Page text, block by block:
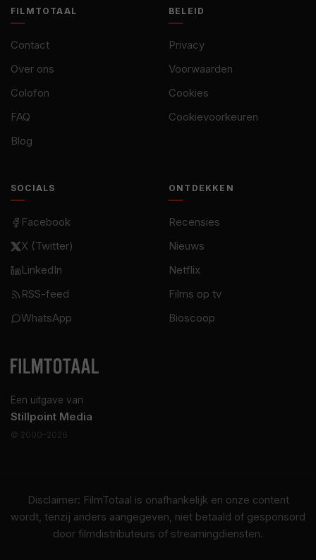
Een uitgave van
Stillpoint Media
© 2000–2026
FILMTOTAAL
Contact
Over ons
Colofon
FAQ
Blog
BELEID
Privacy
Voorwaarden
Cookies
Cookievoorkeuren
SOCIALS
Facebook
X (Twitter)
LinkedIn
RSS-feed
WhatsApp
ONTDEKKEN
Recensies
Nieuws
Netflix
Films op tv
Bioscoop
Disclaimer: FilmTotaal is onafhankelijk en onze content
wordt, tenzij anders aangegeven, niet betaald of gesponsord
door filmdistributeurs of streamingdiensten.